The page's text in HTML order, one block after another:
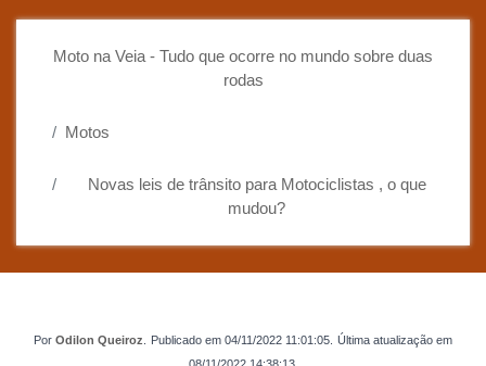
Moto na Veia - Tudo que ocorre no mundo sobre duas
rodas
Motos
Novas leis de trânsito para Motociclistas , o que
mudou?
Por Odilon Queiroz Publicado em 04/11/2022 11:01:05 Última atualização em